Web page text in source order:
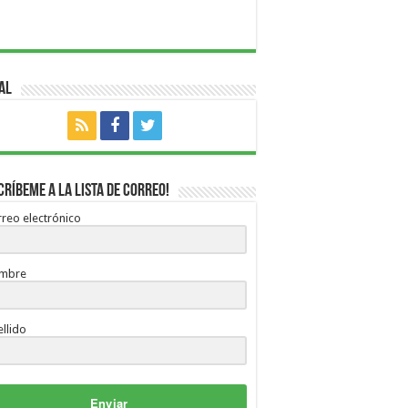
a la lista de correo!
electrónico